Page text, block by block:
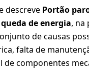
descreve Portão
de energia, na
de causas
falta de
de componentes